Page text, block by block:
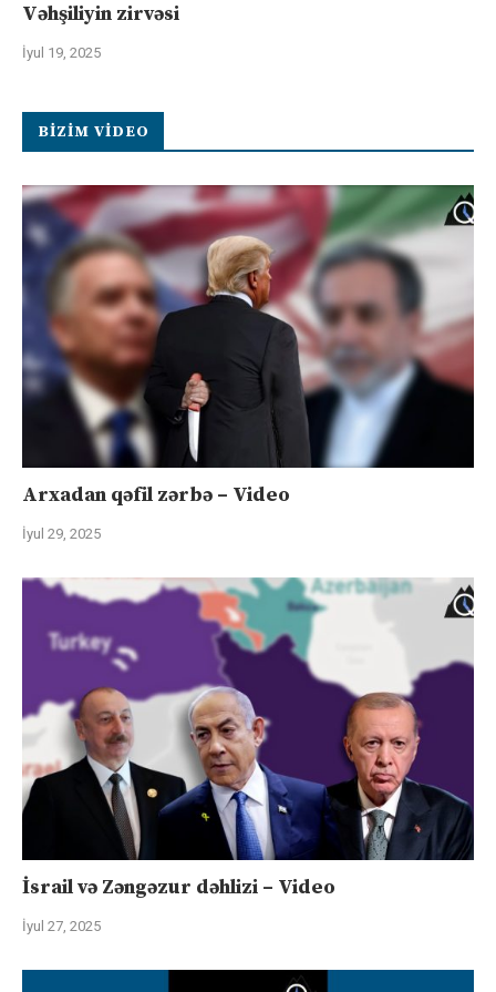
Vəhşiliyin zirvəsi
İyul 19, 2025
BIZIM VIDEO
Arxadan qəfil zərbə – Video
İyul 29, 2025
İsrail və Zəngəzur dəhlizi – Video
İyul 27, 2025